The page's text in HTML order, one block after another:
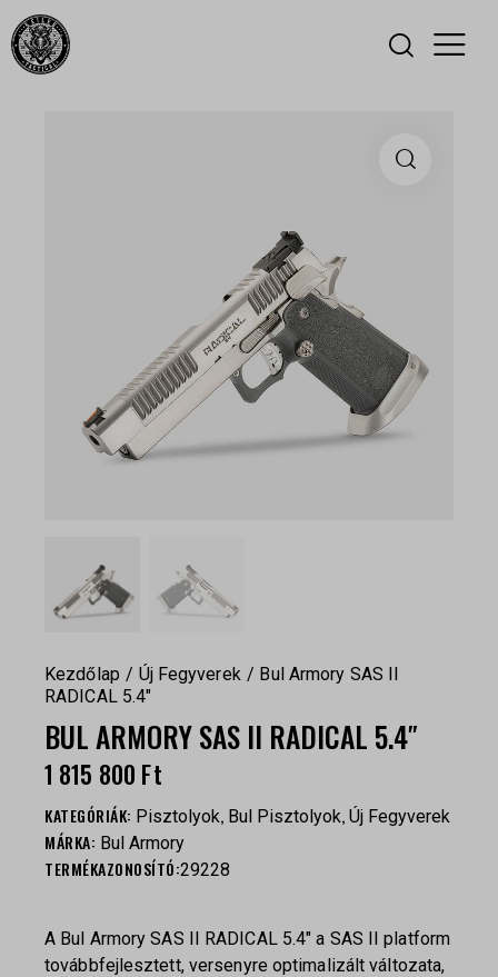
Kezdőlap Új Fegyverek
Bul Armory SAS II
RADICAL 5.4″
BUL ARMORY SAS II RADICAL 5.4″
1 815 800 Ft
KATEGÓRIÁK: Pisztolyok, Bul Pisztolyok, Új Fegyverek
MÁRKA: Bul Armory
TERMÉKAZONOSÍTÓ:29228
A Bul Armory SAS II RADICAL 5.4″ a SAS II platform
továbbfejlesztett, versenyre optimalizált változata,